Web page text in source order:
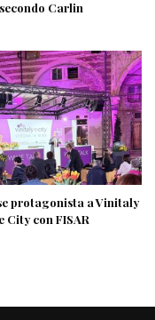
Carlin
protagonista a Vinitaly
City con FISAR